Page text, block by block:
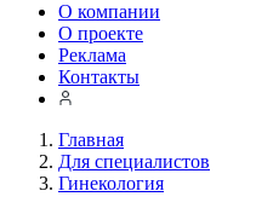
О компании
О проекте
Реклама
Контакты
Главная
Для специалистов
Гинекология